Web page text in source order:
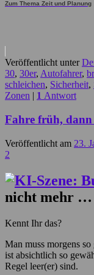
Zum Thema Zeit und Planung
Veröffentlicht unter
30, 30er, Autofahrer,
schleichen, Sicherheit,
Zonen
1 Antwort
Fahre früh, dann
Veröffentlicht am 23.
2
nicht mehr …
Kennt Ihr das?
Man muss morgens
ist absichtlich so
Regel leer(er) sind.